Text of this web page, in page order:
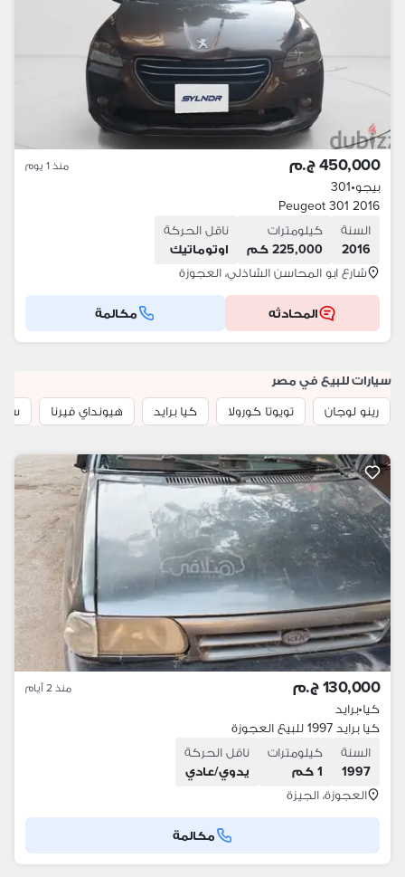
450,000 ج.م منذ 1 يوم
بيجو•
301
Peugeot 301 2016
السنة
2016
كيلومترات
225,000 كم
ناقل الحركة
اوتوماتيك
شارع ابو المحاسن الشاذلي، العجوزة
المحادثه مكالمة
سيارات للبيع في مصر
رينو لوجان
تويوتا كورولا كيا برايد هيونداي فيرنا
130,000 ج.م منذ 2 أيام
كيا•برايد
كيا برايد 1997 للبيع العجوزة
السنة
1997
كيلومترات
1 كم
ناقل الحركة
يدوي/عادي
العجوزة، الجيزة
مكالمة